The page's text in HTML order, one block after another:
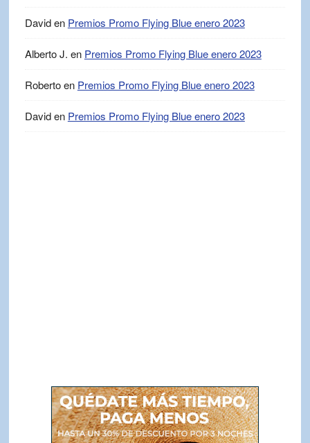
Daviden Premios Promo Flying Blue enero 2023
Alberto J. en Premios Promo Flying Blue enero 2023
Robertoen Premios Promo Flying Blue enero 2023
Daviden Premios Promo Flying Blue enero 2023